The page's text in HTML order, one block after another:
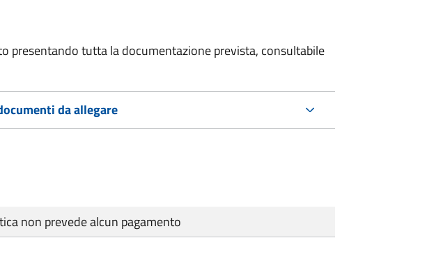
presentando tutta la documentazione prevista, consultabile
da allegare
non prevede alcun pagamento